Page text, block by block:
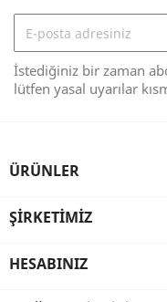
İstediğiniz bir zaman
lütfen yasal uyarılar
ÜRÜNLER
ŞIRKETIMIZ
HESABINIZ